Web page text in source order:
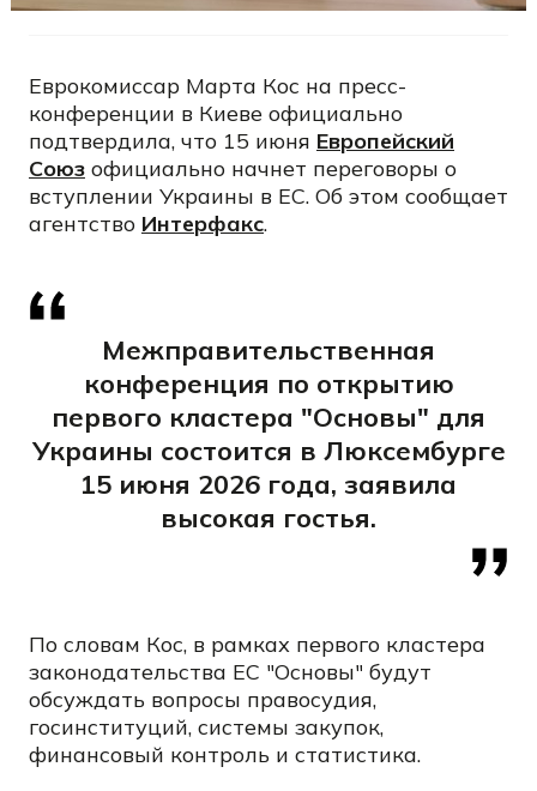
Еврокомиссар Марта Кос на пресс-
конференции в Киеве официально
подтвердила, что 15 июня Европейский
Союз официально начнет переговоры о
вступлении Украины в ЕС. Об этом сообщает
агентство Интерфакс.
Межправительственная
конференция по открытию
первого кластера "Основы" для
Украины состоится в Люксембурге
15 июня 2026 года, заявила
высокая гостья.
По словам Кос, в рамках первого кластера
законодательства ЕС "Основы" будут
обсуждать вопросы правосудия,
госинституций, системы закупок,
финансовый контроль и статистика.